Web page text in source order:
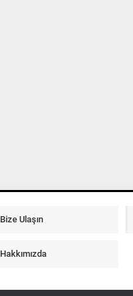
Bize Ulaşın
Hakkımızda